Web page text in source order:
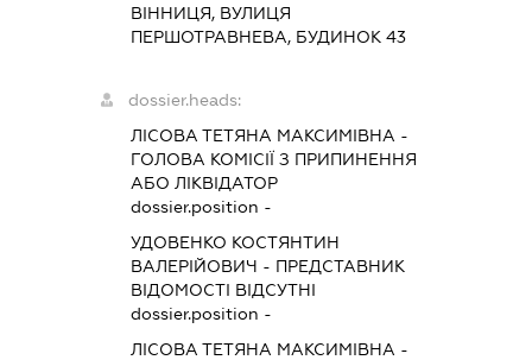
ВІННИЦЯ, ВУЛИЦЯ
ПЕРШОТРАВНЕВА, БУДИНОК 43
dossier.heads:
ЛІСОВА ТЕТЯНА МАКСИМІВНА -
ГОЛОВА КОМІСІЇ З ПРИПИНЕННЯ
АБО ЛІКВІДАТОР
dossier.position -
УДОВЕНКО КОСТЯНТИН
ВАЛЕРІЙОВИЧ - ПРЕДСТАВНИК
ВІДОМОСТІ ВІДСУТНІ
dossier.position -
ЛІСОВА ТЕТЯНА МАКСИМІВНА -